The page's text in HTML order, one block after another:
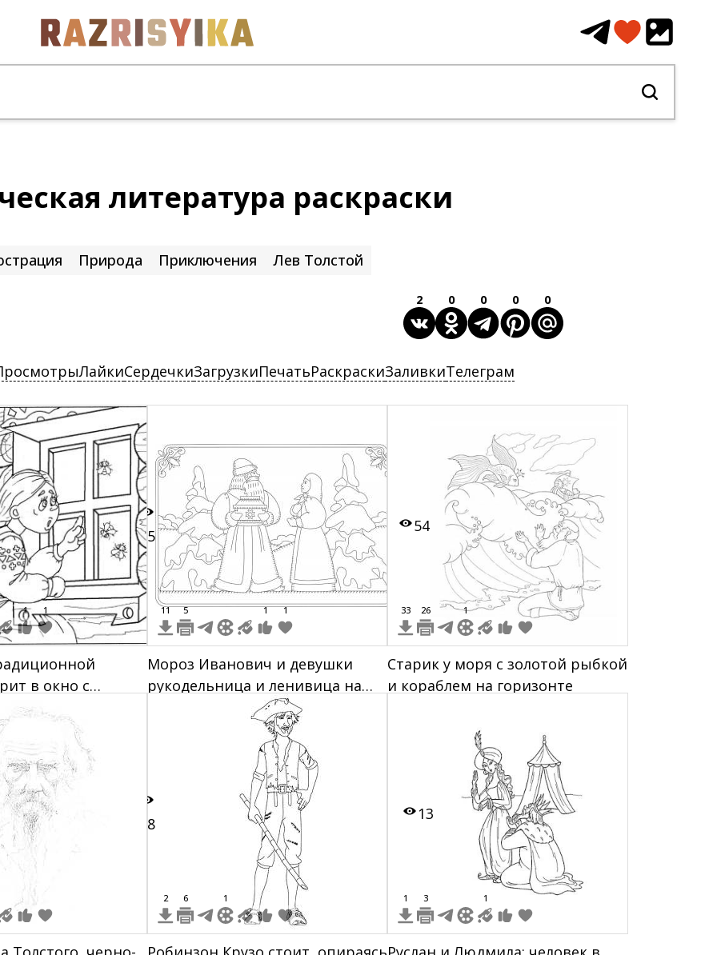
литература раскраски
Природа Приключения Лев Толстой
2 0 0 0 0
ЛайкиСердечкиЗагрузкиПечатьРаскраскиЗаливкиТелеграм
1 1
в окно с
75
11 5 1 1
Мороз Иванович и девушки
рукодельница и ленивица на
зимнем лесном фоне
54
33 26 1
Старик у моря с золотой рыбкой
и кораблем на горизонте
18
2 6 1
13
1 3 1